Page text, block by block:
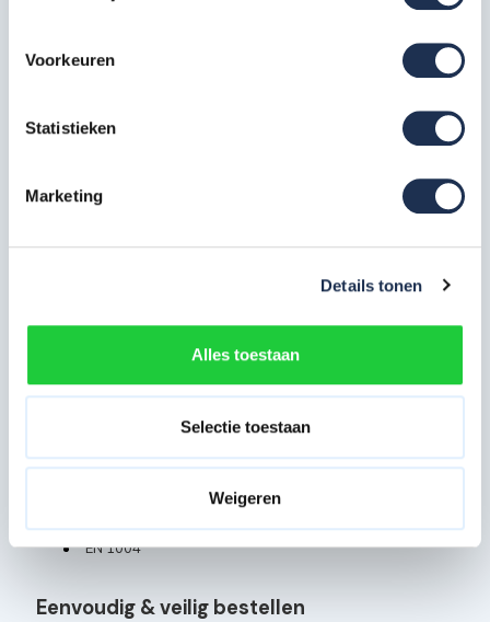
Voorkeuren
Statistieken
Marketing
Details tonen
Alles toestaan
Selectie toestaan
Weigeren
Artikelcode: PAN-SGM-OF-75-4
Artikelcode: PAN-SGM-PLT-250-ML
De Panthera Basis rolsteiger beschikt over de volgende
Nederlandse warenwet
EN 1004
Eenvoudig & veilig bestellen